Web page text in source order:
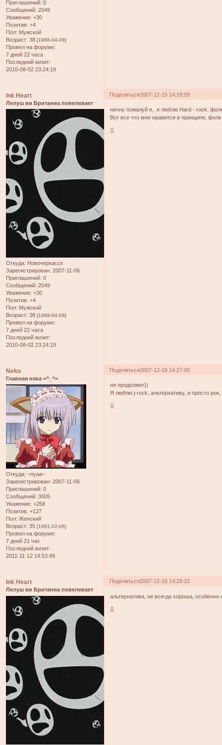
Приглашений: 0
Сообщений: 2049
Уважение: +30
Позитив: +4
Пол: Мужской
Возраст: 38 [1988-04-08]
Провел на форуме:
7 дней 22 часа
Последний визит:
2010-08-02 23:24:19
Поделиться2007-12-15 14:18:09
Ink Heart
Лелуш ви Британиа повелевает
Откуда: Новочеркасск
Зарегистрирован: 2007-11-06
Приглашений: 0
Сообщений: 2049
Уважение: +30
Позитив: +4
Пол: Мужской
Возраст: 38 [1988-04-08]
Провел на форуме:
7 дней 22 часа
Последний визит:
2010-08-02 23:24:19
начну пожалуй я, я люблю Hard - rock,
Вот все что мне нравится в принципе,
0
Поделиться2007-12-15 14:27:00
Neko
Главная няка =^_^=
Откуда: ~nyaa~
Зарегистрирован: 2007-11-06
Приглашений: 0
Сообщений: 3005
Уважение: +258
Позитив: +127
Пол: Женский
Возраст: 35 [1991-02-06]
Провел на форуме:
7 дней 21 час
Последний визит:
2011-11-12 14:53:49
ня продолжит))
Я люблю j-rock, альтернативу, и просто
0
Поделиться2007-12-15 14:29:15
Ink Heart
Лелуш ви Британиа повелевает
альтернатива, не всегда хороша, особенно
0